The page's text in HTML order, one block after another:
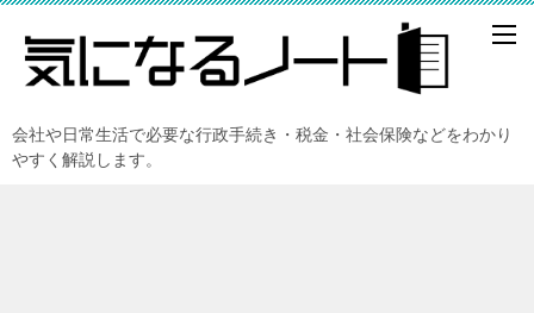
会社や日常生活で必要な行政手続き・税金・社会保険などをわかり
やすく解説します。